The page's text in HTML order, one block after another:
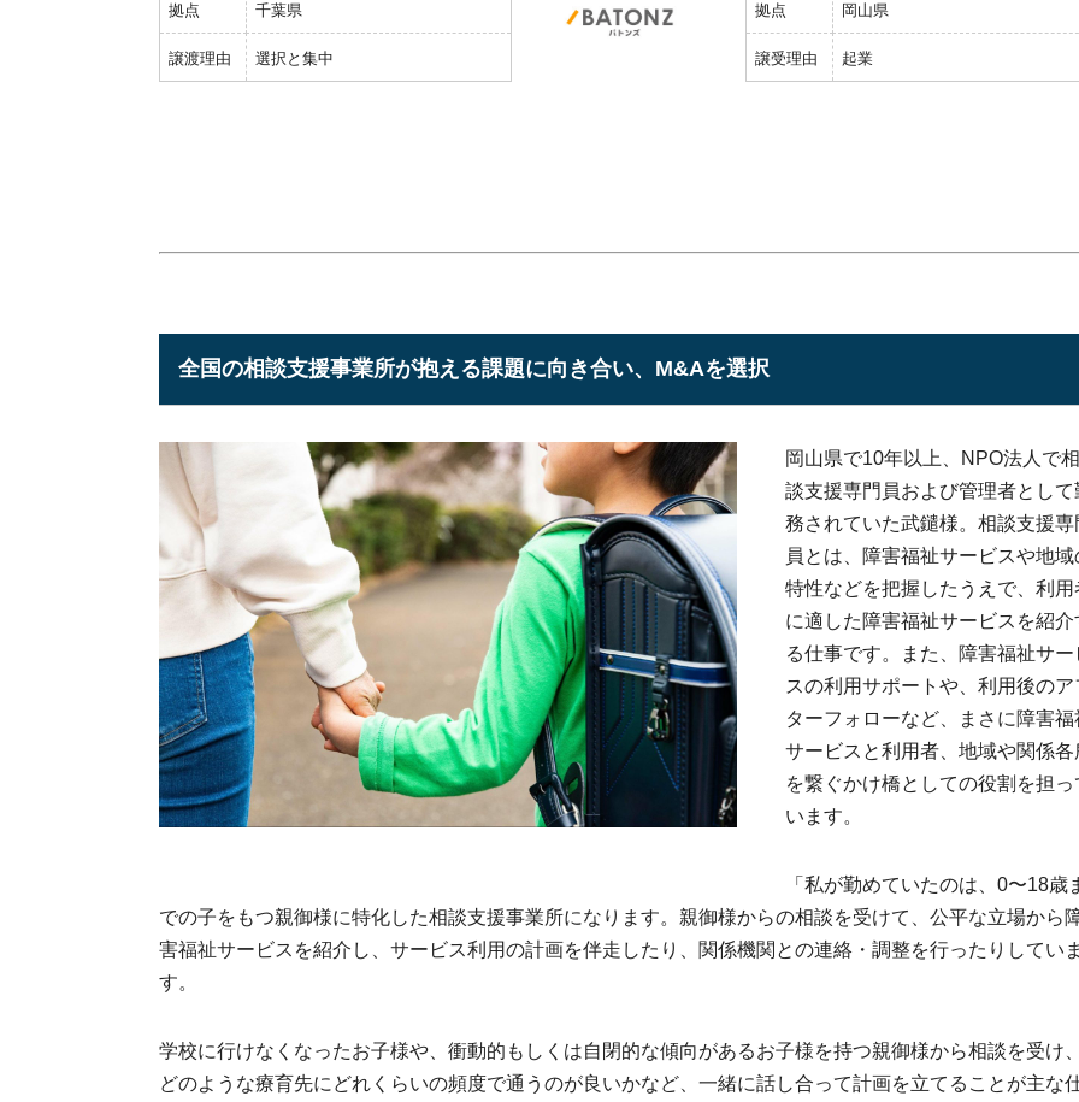
拠点 千葉県
譲渡理由 選択と集中
拠点 岡山県
譲受理由 起業
全国の相談支援事業所が抱える課題に向き合い、M&Aを選択
岡山県で10年以上、NPO法人で相
談支援専門員および管理者として
務されていた武鑓様。相談支援専
員とは、障害福祉サービスや地域
特性などを把握したうえで、利用
に適した障害福祉サービスを紹介
る仕事です。また、障害福祉サー
スの利用サポートや、利用後のア
ターフォローなど、まさに障害福
サービスと利用者、地域や関係各
を繋ぐかけ橋としての役割を担っ
います。
「私が勤めていたのは、0〜18歳
での子をもつ親御様に特化した相談支援事業所になります。親御様からの相談を受けて、公平な立場から
害福祉サービスを紹介し、サービス利用の計画を伴走したり、関係機関との連絡・調整を行ったりしていま
す。
学校に行けなくなったお子様や、衝動的もしくは自閉的な傾向があるお子様を持つ親御様から相談を受け、
どのような療育先にどれくらいの頻度で通うのが良いかなど、一緒に話し合って計画を立てることが主な